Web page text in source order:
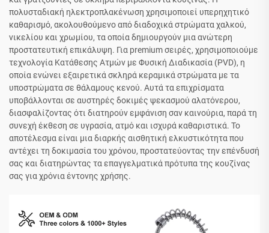
πολυσταδιακή ηλεκτροπλακένωση χρησιμοποιεί υπερηχητικό
καθαρισμό, ακολουθούμενο από διαδοχικά στρώματα χαλκού,
νικελίου και χρωμίου, τα οποία δημιουργούν μια ανώτερη
προστατευτική επικάλυψη. Για premium σειρές, χρησιμοποιούμε
τεχνολογία Κατάθεσης Ατμών με Φυσική Διαδικασία (PVD), η
οποία ενώνει εξαιρετικά σκληρά κεραμικά στρώματα με τα
υποστρώματα σε θάλαμους κενού. Αυτά τα επιχρίσματα
υποβάλλονται σε αυστηρές δοκιμές ψεκασμού αλατόνερου,
διασφαλίζοντας ότι διατηρούν εμφάνιση σαν καινούρια, παρά τη
συνεχή έκθεση σε υγρασία, ατμό και ισχυρά καθαριστικά. Το
αποτέλεσμα είναι μια διαρκής αισθητική ελκυστικότητα που
αντέχει τη δοκιμασία του χρόνου, προστατεύοντας την επένδυσή
σας και διατηρώντας τα επαγγελματικά πρότυπα της κουζίνας
σας για χρόνια έντονης χρήσης.